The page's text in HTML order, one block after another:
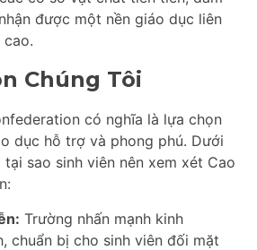
được một nền giáo dục liên
Chúng Tôi
có nghĩa là lựa chọn
dục hỗ trợ và phong phú. Dưới
sao sinh viên nên xem xét Cao
Trường nhấn mạnh kinh
chuẩn bị cho sinh viên đối mặt